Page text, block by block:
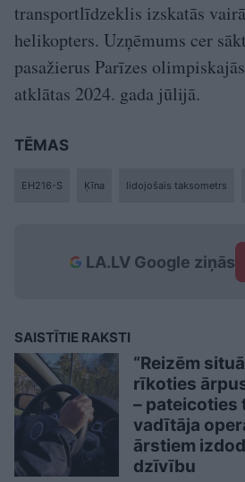
transportlīdzeklis izskatās
helikopters. Uzņēmums cer
pasažierus Parīzes
atklātas 2024. gada jūlijā.
TĒMAS
EH216-S Ķīna lidojošais taksometrs
LA.LV Google ziņās
SAISTĪTIE RAKSTI
“Reizēm
rīkoties
– pateicoties
vadītāja
ārstiem
dzīvību